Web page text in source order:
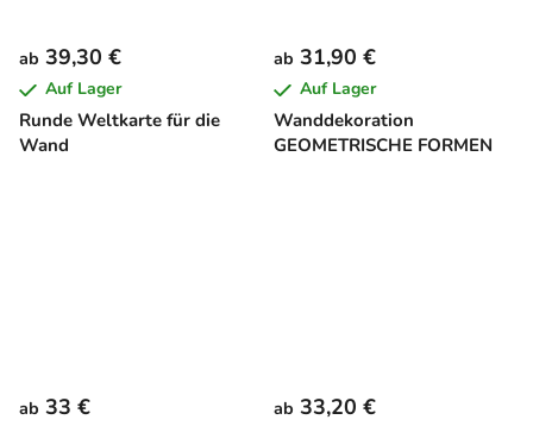
Runde Weltkarte für die
Wand
ab 39,30 €
Auf Lager
Wanddekoration
GEOMETRISCHE FORMEN
ab 31,90 €
Auf Lager
ab 33 € ab 33,20 €